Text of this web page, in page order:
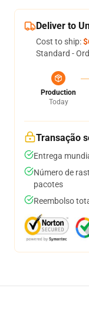
Deliver to
Cost to ship:
Standard -
Production
Today
Transação
Entrega
Número de
pacotes
Reembolso